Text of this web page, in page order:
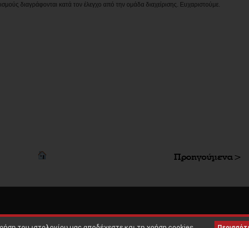
διαγράφονται κατά τον έλεγχο από την ομάδα διαχείρισης. Ευχαριστούμε.
Copyright © 2010 | ΟΡΟΙ